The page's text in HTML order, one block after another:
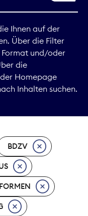
Ihnen auf der
Über die Filter
Format und/oder
die
Homepage
Inhalten suchen.
BDZV